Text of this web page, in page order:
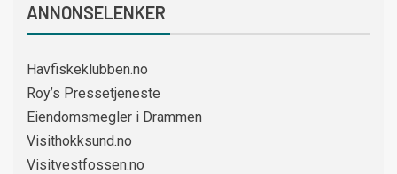
ANNONSELENKER
Havfiskeklubben.no
Roy’s Pressetjeneste
Eiendomsmegler i Drammen
Visithokksund.no
Visitvestfossen.no